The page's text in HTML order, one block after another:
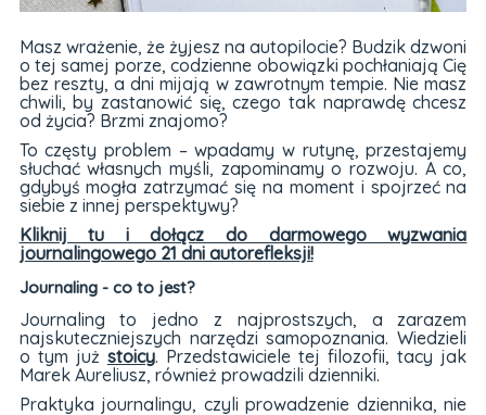
Masz wrażenie, że żyjesz na autopilocie? Budzik dzwoni
o tej samej porze, codzienne obowiązki pochłaniają Cię
bez reszty, a dni mijają w zawrotnym tempie. Nie masz
chwili, by zastanowić się, czego tak naprawdę chcesz
od życia? Brzmi znajomo?
To częsty problem – wpadamy w rutynę, przestajemy
słuchać własnych myśli, zapominamy o rozwoju. A co,
gdybyś mogła zatrzymać się na moment i spojrzeć na
siebie z innej perspektywy?
Kliknij tu i dołącz do darmowego wyzwania
journalingowego 21 dni autorefleksji!
Journaling - co to jest?
Journaling to jedno z najprostszych, a zarazem
najskuteczniejszych narzędzi samopoznania. Wiedzieli
o tym już stoicy. Przedstawiciele tej filozofii, tacy jak
Marek Aureliusz, również prowadzili dzienniki.
Praktyka journalingu, czyli prowadzenie dziennika, nie